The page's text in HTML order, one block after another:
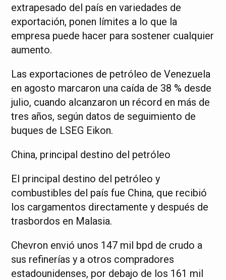
extrapesado del país en variedades de
exportación, ponen límites a lo que la
empresa puede hacer para sostener cualquier
aumento.
Las exportaciones de petróleo de Venezuela
en agosto marcaron una caída de 38 % desde
julio, cuando alcanzaron un récord en más de
tres años, según datos de seguimiento de
buques de LSEG Eikon.
China, principal destino del petróleo
El principal destino del petróleo y
combustibles del país fue China, que recibió
los cargamentos directamente y después de
trasbordos en Malasia.
Chevron envió unos 147 mil bpd de crudo a
sus refinerías y a otros compradores
estadounidenses, por debajo de los 161 mil